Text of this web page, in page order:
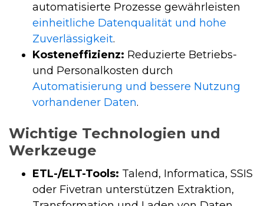
automatisierte Prozesse gewährleisten
einheitliche Datenqualität und hohe
Zuverlässigkeit.
Kosteneffizienz: Reduzierte Betriebs-
und Personalkosten durch
Automatisierung und bessere Nutzung
vorhandener Daten.
Wichtige Technologien und
Werkzeuge
ETL-/ELT-Tools: Talend, Informatica, SSIS
oder Fivetran unterstützen Extraktion,